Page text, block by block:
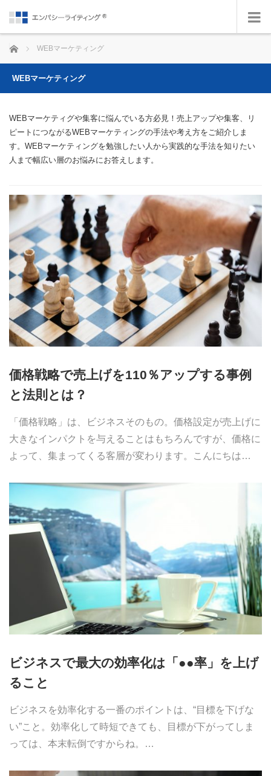
ホーム WEBマーケティング
WEBマーケティング
WEBマーケティグや集客に悩んでいる方必見！売上アップや集客、リ
ピートにつながるWEBマーケティングの手法や考え方をご紹介しま
す。WEBマーケティングを勉強したい人から実践的な手法を知りたい
人まで幅広い層のお悩みにお答えします。
価格戦略で売上げを110％アップする事例
と法則とは？
「価格戦略」は、ビジネスそのもの。価格設定が売上げに
大きなインパクトを与えることはもちろんですが、価格に
よって、集まってくる客層が変わります。こんにちは…
ビジネスで最大の効率化は「●●率」を上げ
ること
ビジネスを効率化する一番のポイントは、“目標を下げな
い”こと。効率化して時短できても、目標が下がってしま
っては、本末転倒ですからね。…